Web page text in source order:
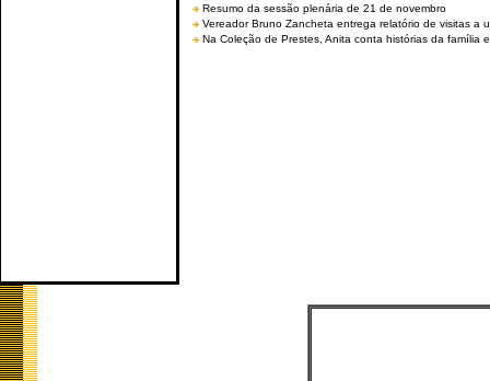
Resumo da sessão plenária de 21 de novembro
Vereador Bruno Zancheta entrega relatório de visitas a
Na Coleção de Prestes, Anita conta histórias da família